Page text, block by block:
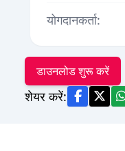
योगदानकर्ता:
डाउनलोड शुरू करें
शेयर करें: